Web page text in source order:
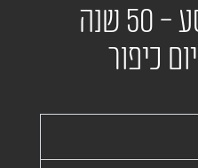
על קצה המסע - 50 שנה
כיפור